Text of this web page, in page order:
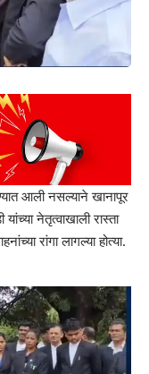
आली नसल्याने खानापूर
नेतृत्वाखाली रास्ता
रांगा लागल्या होत्या.